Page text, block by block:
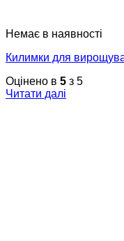
Немає в наявності
Килимки для
Оцінено в 5 з 5
Читати далі